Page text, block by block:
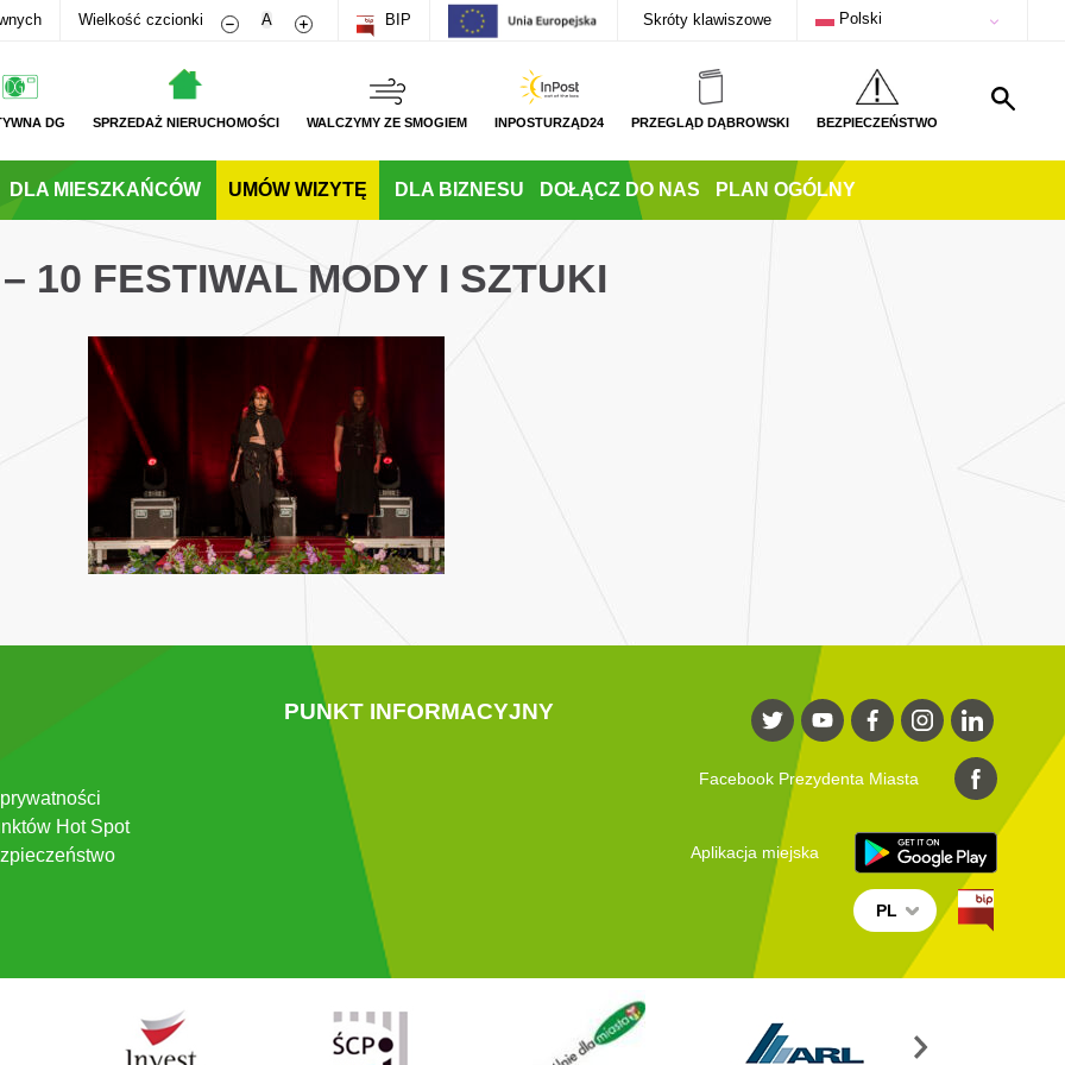
Wielkość czcionki Zmniejsz rozmiar czcionki
A Zwiększ rozmiar czcionki
BIP Skróty klawiszowe Polski
DG SPRZEDAŻ NIERUCHOMOŚCI WALCZYMY ZE SMOGIEM INPOSTURZĄD24 PRZEGLĄD DĄBROWSKI BEZPIECZEŃSTWO
DLA MIESZKAŃCÓW UMÓW WIZYTĘ DLA BIZNESU DOŁĄCZ DO NAS PLAN OGÓLNY
10 FESTIWAL MODY I SZTUKI
Hot Spot
PUNKT INFORMACYJNY
Facebook Prezydenta Miasta
Aplikacja miejska
PL